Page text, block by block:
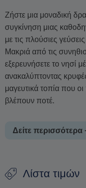
Ζήστε μια μοναδική
συγκίνηση μιας
με τις πλούσιες
Μακριά από τις
εξερευνήσετε το νησί
ανακαλύπτοντας
μαγευτικά τοπία που
βλέπουν ποτέ.
Δείτε περισσότερα
οδηγός θα μοιραστεί
Λίστα τιμών